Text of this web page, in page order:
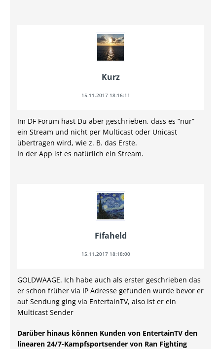
Kurz
15.11.2017 18:16:11
Im DF Forum hast Du aber geschrieben, dass es “nur”
ein Stream und nicht per Multicast oder Unicast
übertragen wird, wie z. B. das Erste.
In der App ist es natürlich ein Stream.
Fifaheld
15.11.2017 18:18:00
GOLDWAAGE. Ich habe auch als erster geschrieben das
er schon früher via IP Adresse gefunden wurde bevor er
auf Sendung ging via EntertainTV, also ist er ein
Multicast Sender
Darüber hinaus können Kunden von EntertainTV den
linearen 24/7-Kampfsportsender von Ran Fighting